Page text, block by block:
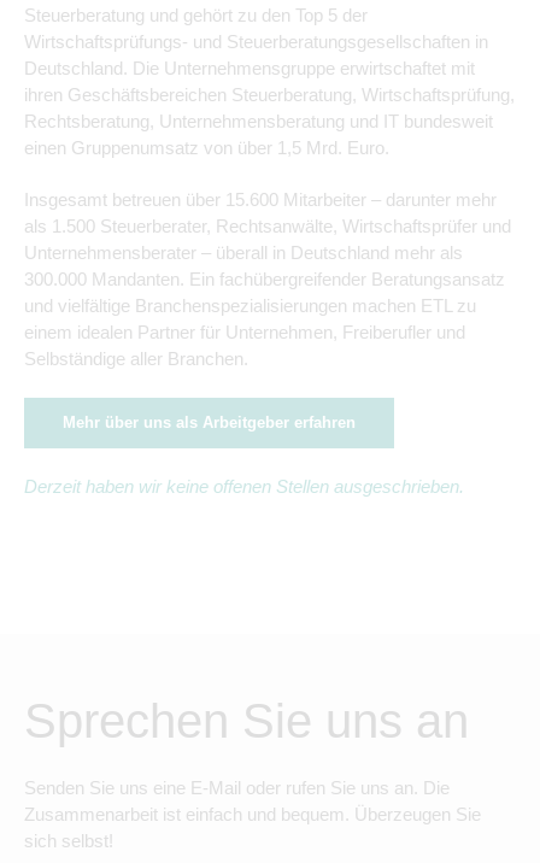
Steuerberatung und gehört zu den Top 5 der
Wirtschaftsprüfungs- und Steuerberatungsgesellschaften in
Deutschland. Die Unternehmensgruppe erwirtschaftet mit
ihren Geschäftsbereichen Steuerberatung, Wirtschaftsprüfung,
Rechtsberatung, Unternehmensberatung und IT bundesweit
einen Gruppenumsatz von über 1,5 Mrd. Euro.
Insgesamt betreuen über 15.600 Mitarbeiter – darunter mehr
als 1.500 Steuerberater, Rechtsanwälte, Wirtschaftsprüfer und
Unternehmensberater – überall in Deutschland mehr als
300.000 Mandanten. Ein fachübergreifender Beratungsansatz
und vielfältige Branchenspezialisierungen machen ETL zu
einem idealen Partner für Unternehmen, Freiberufler und
Selbständige aller Branchen.
Mehr über uns als Arbeitgeber erfahren
Derzeit haben wir keine offenen Stellen ausgeschrieben.
Sprechen Sie uns an
Senden Sie uns eine E-Mail oder rufen Sie uns an. Die
Zusammenarbeit ist einfach und bequem. Überzeugen Sie
sich selbst!